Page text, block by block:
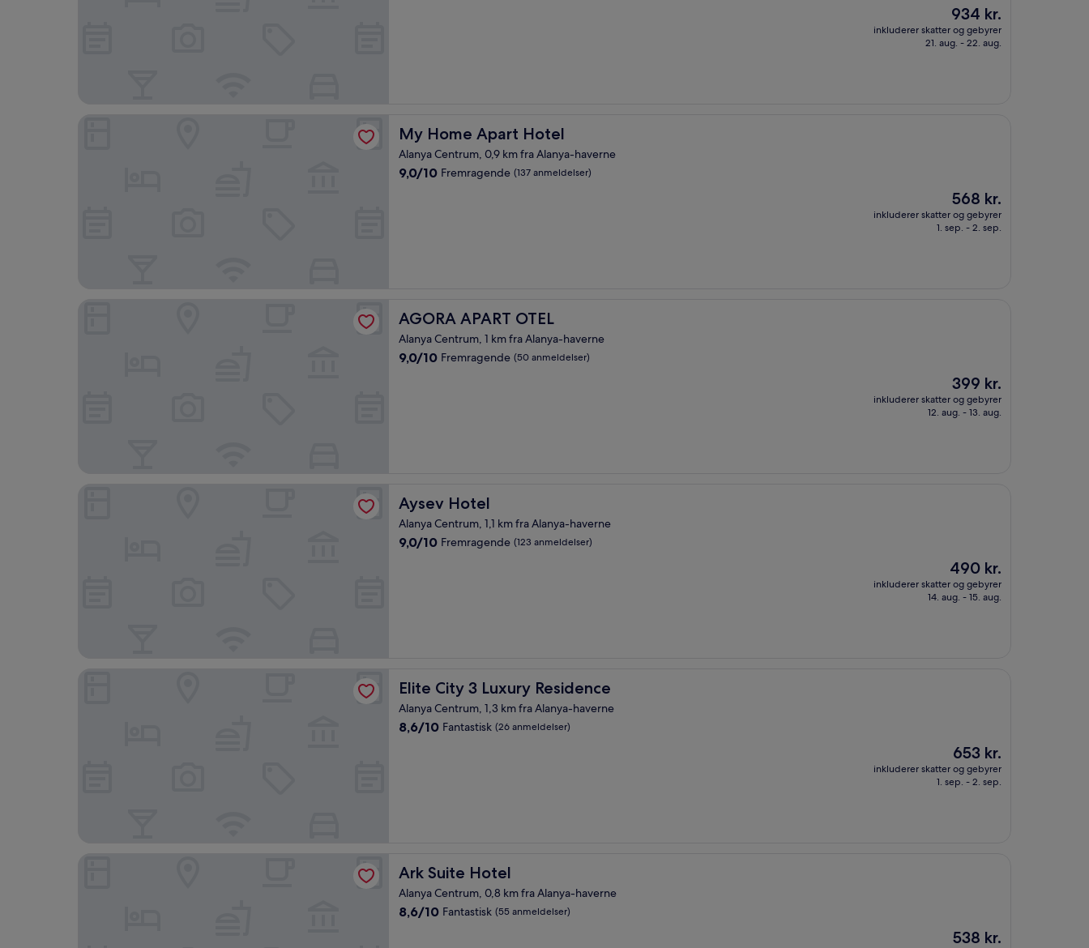
Prisen
er
934 kr.
934 kr.
inkluderer skatter og gebyrer
21. aug. - 22. aug.
My Home Apart Hotel
My Home Apart Hotel
Alanya Centrum, 0,9 km fra Alanya-haverne
9.0
9,0/10 Fremragende (137 anmeldelser)
Prisen
er
568 kr.
568 kr.
inkluderer skatter og gebyrer
1. sep. - 2. sep.
AGORA APART OTEL
AGORA APART OTEL
Alanya Centrum, 1 km fra Alanya-haverne
9.0
9,0/10 Fremragende (50 anmeldelser)
Prisen
er
399 kr.
399 kr.
inkluderer skatter og gebyrer
12. aug. - 13. aug.
Aysev Hotel
Aysev Hotel
Alanya Centrum, 1,1 km fra Alanya-haverne
9.0
9,0/10 Fremragende (123 anmeldelser)
Prisen
er
490 kr.
490 kr.
inkluderer skatter og gebyrer
14. aug. - 15. aug.
Elite City 3 Luxury Residence
Elite City 3 Luxury Residence
Alanya Centrum, 1,3 km fra Alanya-haverne
8.6
8,6/10 Fantastisk (26 anmeldelser)
Prisen
er
653 kr.
653 kr.
inkluderer skatter og gebyrer
1. sep. - 2. sep.
Ark Suite Hotel
Ark Suite Hotel
Alanya Centrum, 0,8 km fra Alanya-haverne
8.6
8,6/10 Fantastisk (55 anmeldelser)
Prisen
538 kr.